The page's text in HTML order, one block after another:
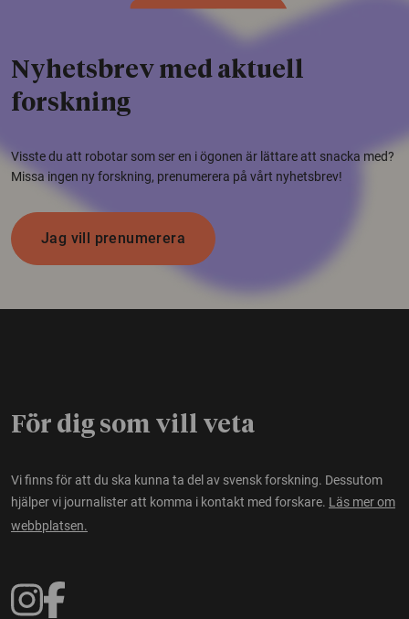
Nyhetsbrev med aktuell
forskning
Visste du att robotar som ser en i ögonen är lättare att snacka med?
Missa ingen ny forskning, prenumerera på vårt nyhetsbrev!
Jag vill prenumerera
För dig som vill veta
Vi finns för att du ska kunna ta del av svensk forskning. Dessutom
hjälper vi journalister att komma i kontakt med forskare. Läs mer om
webbplatsen.